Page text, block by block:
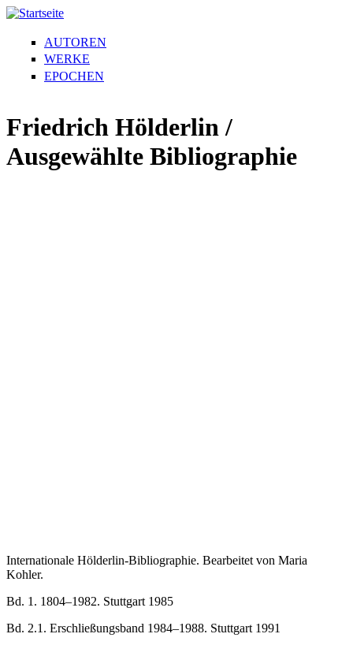
AUTOREN
WERKE
EPOCHEN
Friedrich Hölderlin /
Ausgewählte Bibliographie
Internationale Hölderlin-Bibliographie. Bearbeitet von Maria
Kohler.
Bd. 1. 1804–1982. Stuttgart 1985
Bd. 2.1. Erschließungsband 1984–1988. Stuttgart 1991